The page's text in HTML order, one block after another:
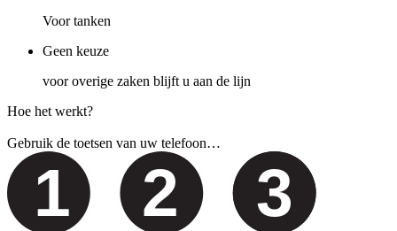
Voor tanken
Geen keuze
voor overige zaken blijft u aan de lijn
Hoe het werkt?
Gebruik de toetsen van uw telefoon…
1 2 3